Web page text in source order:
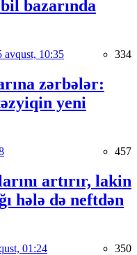
bazarında
avqust, 10:35 334
zərbələr:
yeni
457
artırır, lakin
hələ də neftdən
01:24 350